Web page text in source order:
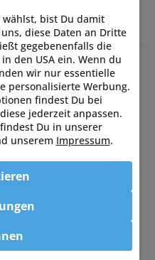
Shopauskunft.de
wählst, bist Du damit
diese Daten an Dritte
gegebenenfalls die
den USA ein. Wenn du
wir nur essentielle
personalisierte Werbung.
findest Du bei
jederzeit anpassen.
Du in unserer
unserem Impressum.